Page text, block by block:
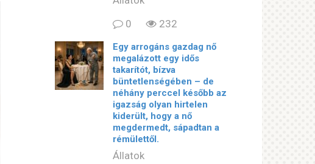
0
232
Egy arrogáns gazdag nő
megalázott egy idős
takarítót, bízva
büntetlenségében – de
néhány perccel később az
igazság olyan hirtelen
kiderült, hogy a nő
megdermedt, sápadtan a
rémülettől.
Állatok